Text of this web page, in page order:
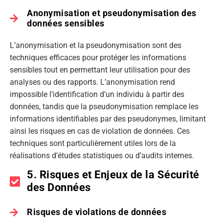
Anonymisation et pseudonymisation des
données sensibles
L’anonymisation et la pseudonymisation sont des
techniques efficaces pour protéger les informations
sensibles tout en permettant leur utilisation pour des
analyses ou des rapports. L’anonymisation rend
impossible l’identification d’un individu à partir des
données, tandis que la pseudonymisation remplace les
informations identifiables par des pseudonymes, limitant
ainsi les risques en cas de violation de données. Ces
techniques sont particulièrement utiles lors de la
réalisations d’études statistiques ou d’audits internes.
5. Risques et Enjeux de la Sécurité
des Données
Risques de violations de données